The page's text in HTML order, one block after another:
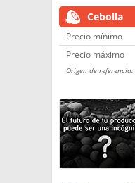
Cebolla
Precio mínimo
Precio máximo
Origen de referencia: